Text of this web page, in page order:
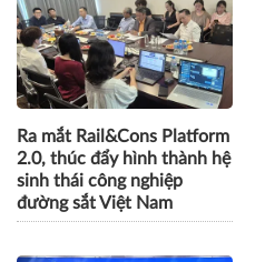
Ra mắt Rail&Cons Platform
2.0, thúc đẩy hình thành hệ
sinh thái công nghiệp
đường sắt Việt Nam